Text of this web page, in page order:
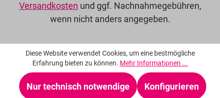
Versandkosten und ggf. Nachnahmegebühren,
wenn nicht anders angegeben.
Diese Website verwendet Cookies, um eine bestmögliche
Erfahrung bieten zu können. Mehr Informationen ...
Nur technisch notwendige Konfigurieren